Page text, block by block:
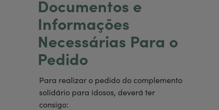
Documentos e
Informações
Necessárias Para o
Pedido
Para realizar o pedido do complemento
solidário para idosos, deverá ter
consigo: